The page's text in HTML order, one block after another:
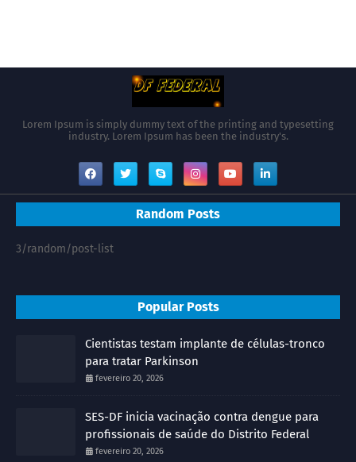
Lorem Ipsum is simply dummy text of the printing and typesetting
industry. Lorem Ipsum has been the industry's.
Random Posts
3/random/post-list
Popular Posts
Cientistas testam implante de células-tronco
para tratar Parkinson
fevereiro 20, 2026
SES-DF inicia vacinação contra dengue para
profissionais de saúde do Distrito Federal
fevereiro 20, 2026